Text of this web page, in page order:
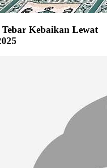
Kebaikan Lewat